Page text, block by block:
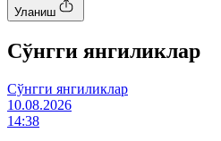
Уланиш
Cўнгги янгиликлар
Cўнгги янгиликлар
10.08.2026
14:38